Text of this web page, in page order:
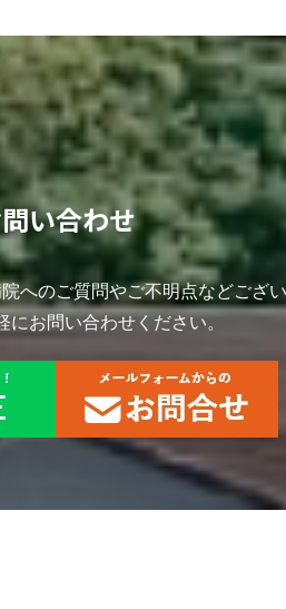
い合わせ
へのご質問やご不明点などござ
にお問い合わせください。